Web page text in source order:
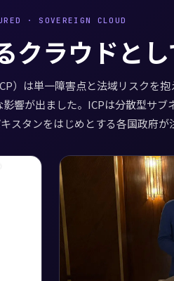
· SOVEREIGN CLOUD
クラウドと
）は単一障害点と法域リスクを
響が出ました。ICPは分散型サブ
スタンをはじめとする各国政府が